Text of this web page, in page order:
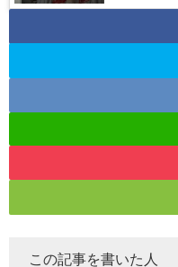
この記事を書いた人